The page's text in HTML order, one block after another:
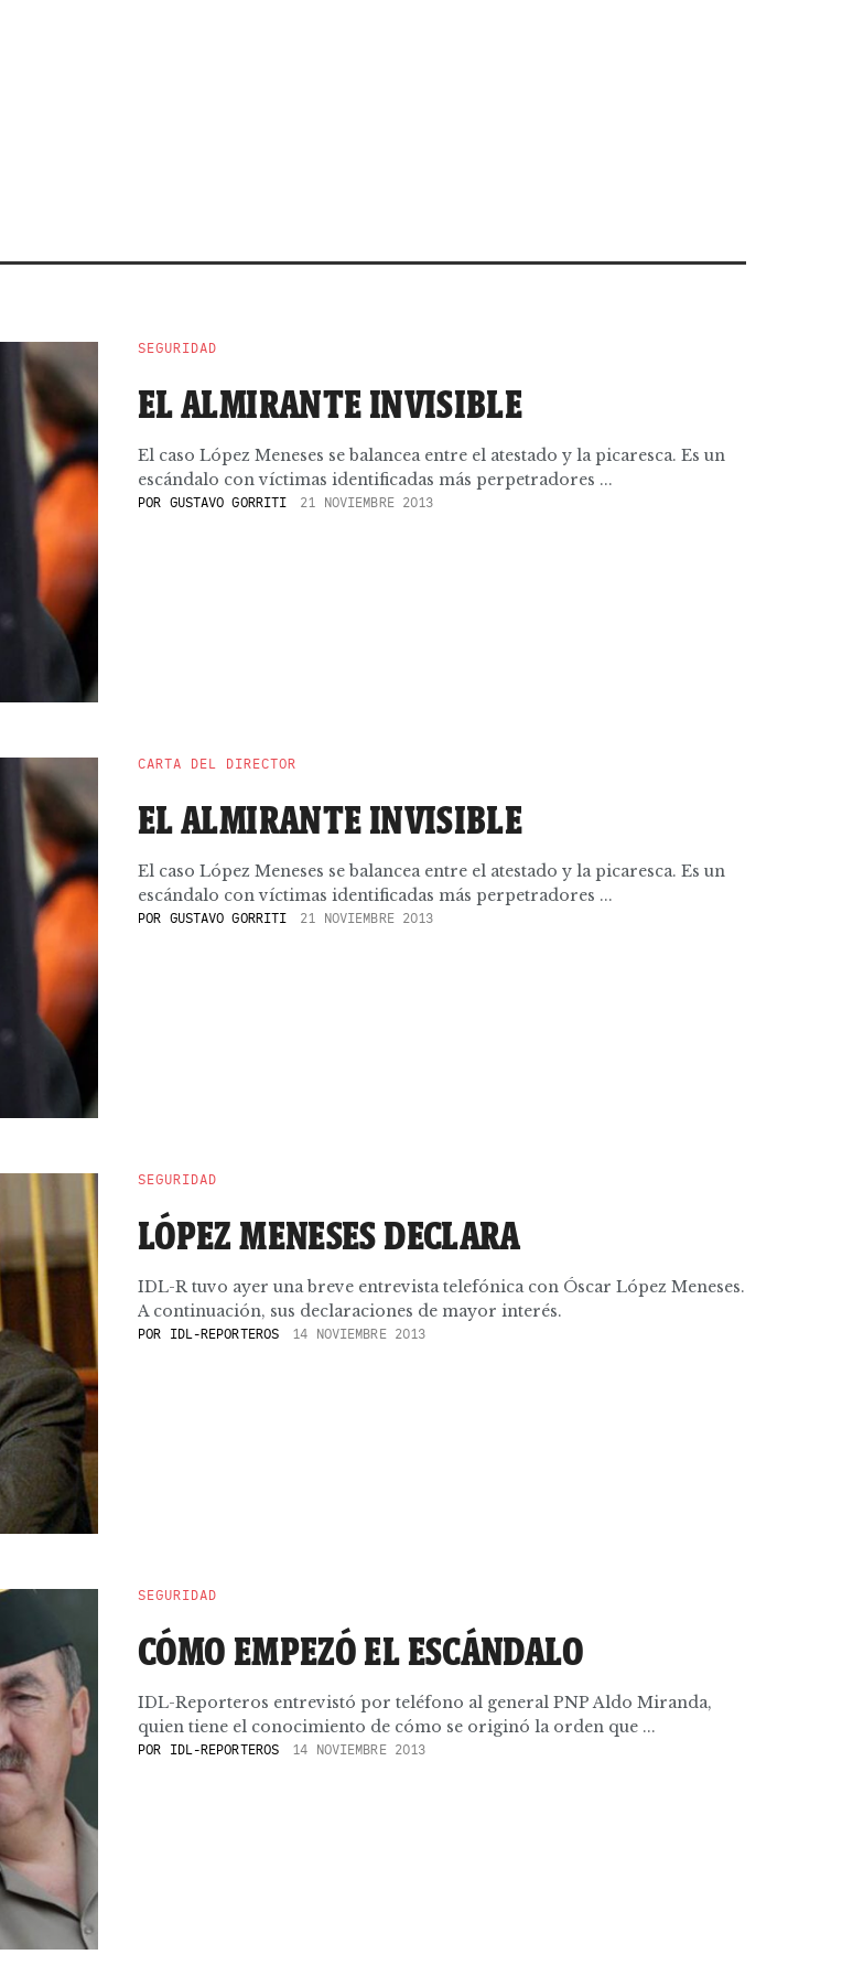
SEGURIDAD
EL ALMIRANTE INVISIBLE
El caso López Meneses se balancea entre el atestado y la picaresca. Es un
escándalo con víctimas identificadas más perpetradores ...
POR GUSTAVO GORRITI 21 NOVIEMBRE 2013
CARTA DEL DIRECTOR
EL ALMIRANTE INVISIBLE
El caso López Meneses se balancea entre el atestado y la picaresca. Es un
escándalo con víctimas identificadas más perpetradores ...
POR GUSTAVO GORRITI 21 NOVIEMBRE 2013
SEGURIDAD
LÓPEZ MENESES DECLARA
IDL-R tuvo ayer una breve entrevista telefónica con Óscar López Meneses.
A continuación, sus declaraciones de mayor interés.
POR IDL-REPORTEROS 14 NOVIEMBRE 2013
SEGURIDAD
CÓMO EMPEZÓ EL ESCÁNDALO
IDL-Reporteros entrevistó por teléfono al general PNP Aldo Miranda,
quien tiene el conocimiento de cómo se originó la orden que ...
POR IDL-REPORTEROS 14 NOVIEMBRE 2013